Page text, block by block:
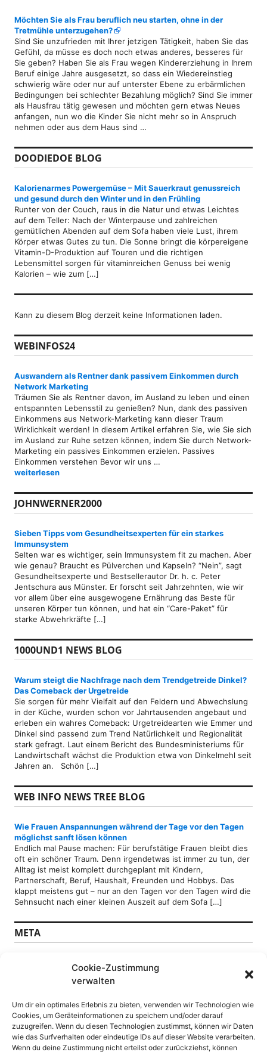
Cookie-Zustimmung
verwalten
Um dir ein optimales Erlebnis zu bieten, verwenden wir Technologien wie
Cookies, um Geräteinformationen zu speichern und/oder darauf
zuzugreifen. Wenn du diesen Technologien zustimmst, können wir Daten
wie das Surfverhalten oder eindeutige IDs auf dieser Website verarbeiten.
Wenn du deine Zustimmung nicht erteilst oder zurückziehst, können
Möchten Sie als Frau beruflich neu starten, ohne in der
Tretmühle unterzugehen?
Sind Sie unzufrieden mit Ihrer jetzigen Tätigkeit, haben Sie das
Gefühl, da müsse es doch noch etwas anderes, besseres für
Sie geben? Haben Sie als Frau wegen Kindererziehung in Ihrem
Beruf einige Jahre ausgesetzt, so dass ein Wiedereinstieg
schwierig wäre oder nur auf unterster Ebene zu erbärmlichen
Bedingungen bei schlechter Bezahlung möglich? Sind Sie immer
als Hausfrau tätig gewesen und möchten gern etwas Neues
anfangen, nun wo die Kinder Sie nicht mehr so in Anspruch
nehmen oder aus dem Haus sind …
DOODIEDOE BLOG
Kalorienarmes Powergemüse – Mit Sauerkraut genussreich
und gesund durch den Winter und in den Frühling
Runter von der Couch, raus in die Natur und etwas Leichtes
auf dem Teller: Nach der Winterpause und zahlreichen
gemütlichen Abenden auf dem Sofa haben viele Lust, ihrem
Körper etwas Gutes zu tun. Die Sonne bringt die körpereigene
Vitamin-D-Produktion auf Touren und die richtigen
Lebensmittel sorgen für vitaminreichen Genuss bei wenig
Kalorien – wie zum […]
Kann zu diesem Blog derzeit keine Informationen laden.
WEBINFOS24
Auswandern als Rentner dank passivem Einkommen durch
Network Marketing
Träumen Sie als Rentner davon, im Ausland zu leben und einen
entspannten Lebensstil zu genießen? Nun, dank des passiven
Einkommens aus Network-Marketing kann dieser Traum
Wirklichkeit werden! In diesem Artikel erfahren Sie, wie Sie sich
im Ausland zur Ruhe setzen können, indem Sie durch Network-
Marketing ein passives Einkommen erzielen. Passives
Einkommen verstehen Bevor wir uns …
Auswandern als Rentner dank passivem Einkommen durch
weiterlesen
JOHNWERNER2000
Sieben Tipps vom Gesundheitsexperten für ein starkes
Immunsystem
Selten war es wichtiger, sein Immunsystem fit zu machen. Aber
wie genau? Braucht es Pülverchen und Kapseln? “Nein”, sagt
Gesundheitsexperte und Bestsellerautor Dr. h. c. Peter
Jentschura aus Münster. Er forscht seit Jahrzehnten, wie wir
vor allem über eine ausgewogene Ernährung das Beste für
unseren Körper tun können, und hat ein “Care-Paket” für
starke Abwehrkräfte […]
1000UND1 NEWS BLOG
Warum steigt die Nachfrage nach dem Trendgetreide Dinkel?
Das Comeback der Urgetreide
Sie sorgen für mehr Vielfalt auf den Feldern und Abwechslung
in der Küche, wurden schon vor Jahrtausenden angebaut und
erleben ein wahres Comeback: Urgetreidearten wie Emmer und
Dinkel sind passend zum Trend Natürlichkeit und Regionalität
stark gefragt. Laut einem Bericht des Bundesministeriums für
Landwirtschaft wächst die Produktion etwa von Dinkelmehl seit
Jahren an. Schön […]
WEB INFO NEWS TREE BLOG
Wie Frauen Anspannungen während der Tage vor den Tagen
möglichst sanft lösen können
Endlich mal Pause machen: Für berufstätige Frauen bleibt dies
oft ein schöner Traum. Denn irgendetwas ist immer zu tun, der
Alltag ist meist komplett durchgeplant mit Kindern,
Partnerschaft, Beruf, Haushalt, Freunden und Hobbys. Das
klappt meistens gut – nur an den Tagen vor den Tagen wird die
Sehnsucht nach einer kleinen Auszeit auf dem Sofa […]
META
Feed der Einträge
Kommentare-Feed
SEITEN